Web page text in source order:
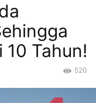
10 Tahun!
520